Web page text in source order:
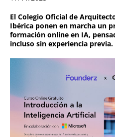
El Colegio Oficial de
Ibérica ponen en marcha un
formación online en IA,
incluso sin experiencia previa.